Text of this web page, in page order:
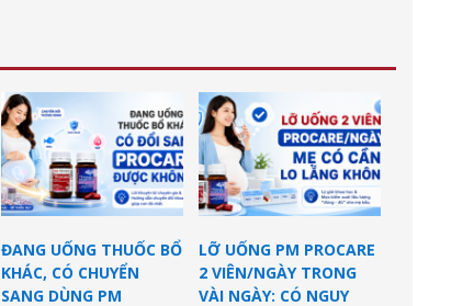
ĐANG UỐNG THUỐC BỔ
KHÁC, CÓ CHUYỂN
SANG DÙNG PM
LỠ UỐNG PM PROCARE
2 VIÊN/NGÀY TRONG
VÀI NGÀY: CÓ NGUY